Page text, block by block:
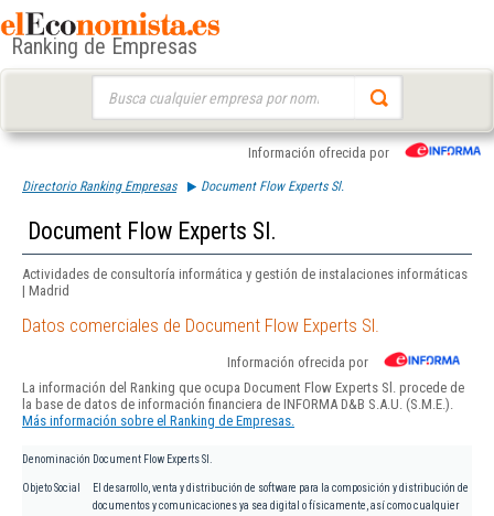
Ranking de Empresas
Información ofrecida por
Directorio Ranking Empresas Document Flow Experts Sl.
Document Flow Experts Sl.
Actividades de consultoría informática y gestión de instalaciones informáticas
| Madrid
Datos comerciales de Document Flow Experts Sl.
Información ofrecida por
La información del Ranking que ocupa Document Flow Experts Sl. procede de
la base de datos de información financiera de INFORMA D&B S.A.U. (S.M.E.).
Más información sobre el Ranking de Empresas.
Denominación Document Flow Experts Sl.
Objeto Social
El desarrollo, venta y distribución de software para la composición y distribución de
documentos y comunicaciones ya sea digital o físicamente, así como cualquier